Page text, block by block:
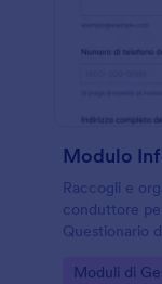
Raccogli e
conduttore
Questionario
di immobili.
Go to
Moduli di